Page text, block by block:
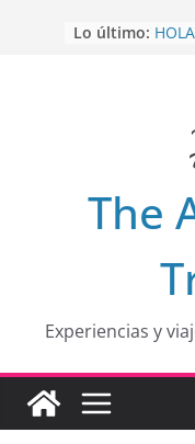
Lo último: HOLA
EL
The
Experiencias y